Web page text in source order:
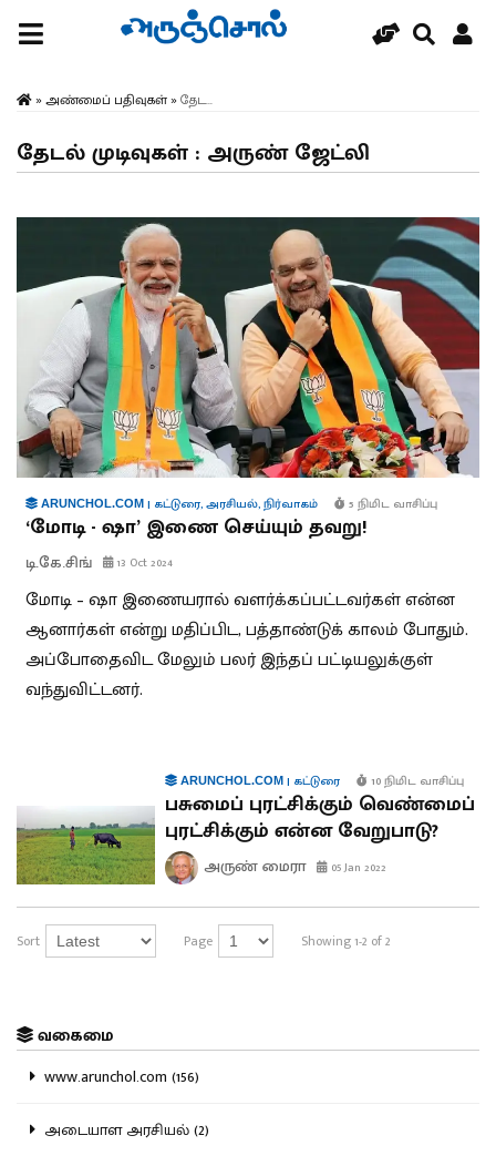
» அண்மைப் பதிவுகள்» தேட...
தேடல் முடிவுகள் : அருண் ஜேட்லி
ARUNCHOL.COM | கட்டுரை,அரசியல்,நிர்வாகம் 5 நிமிட வாசிப்பு
‘மோடி - ஷா’ இணை செய்யும் தவறு!
டி.கே.சிங் 13 Oct 2024
மோடி – ஷா இணையரால் வளர்க்கப்பட்டவர்கள் என்ன
ஆனார்கள் என்று மதிப்பிட, பத்தாண்டுக் காலம் போதும்.
அப்போதைவிட மேலும் பலர் இந்தப் பட்டியலுக்குள்
வந்துவிட்டனர்.
ARUNCHOL.COM| கட்டுரை 10 நிமிட வாசிப்பு
பசுமைப் புரட்சிக்கும் வெண்மைப்
புரட்சிக்கும் என்ன வேறுபாடு?
அருண் மைரா 05 Jan 2022
Sort Page Showing 1-2 of 2
வகைமை
www.arunchol.com (156)
அடையாள அரசியல் (2)